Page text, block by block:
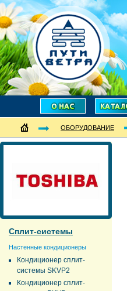
ОБОРУДОВАНИЕ
Сплит-системы
Настенные кондиционеры
Кондиционер сплит-
системы SKVP2
Кондиционер сплит-